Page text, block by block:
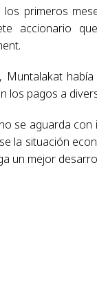
primeros
accionario
Muntalakat
los pagos a
se aguarda
la situación
un mejor